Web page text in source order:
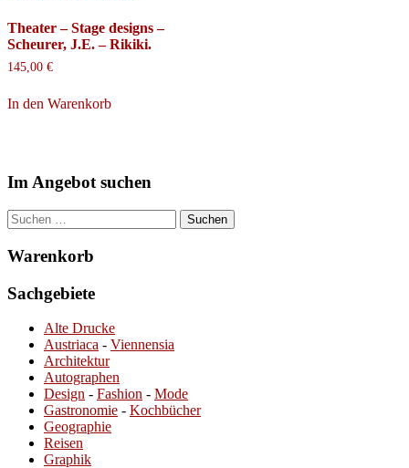
Theater – Stage designs –
Scheurer, J.E. – Rikiki.
145,00 €
In den Warenkorb
Im Angebot suchen
Suchen
nach:
Warenkorb
Sachgebiete
Alte Drucke
Austriaca - Viennensia
Architektur
Autographen
Design - Fashion - Mode
Gastronomie - Kochbücher
Geographie
Reisen
Graphik